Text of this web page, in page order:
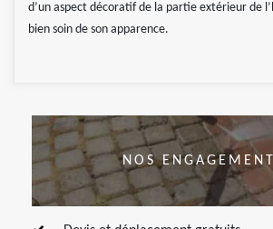
d’un aspect décoratif de la partie extérieur de
bien soin de son apparence.
NOS